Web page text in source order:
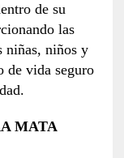
de su
las
niñas, niños y
de vida seguro
MATA